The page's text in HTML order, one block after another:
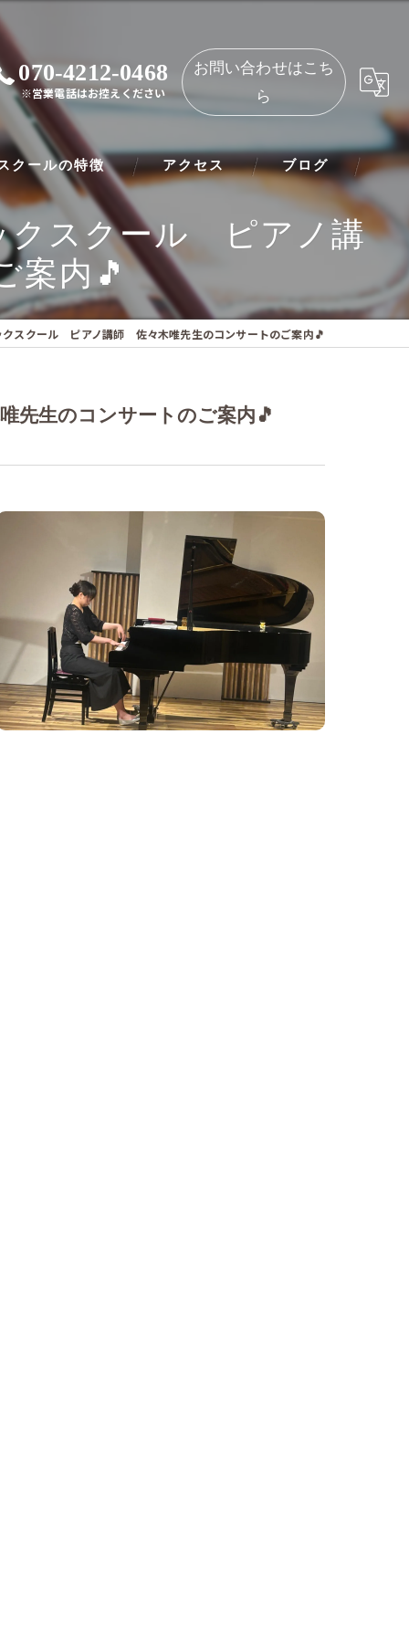
070-4212-0468
※営業電話はお控えください
お問い合わせはこち
ら
クールの特徴
ト
ネット
アクセス
NAOMIミュージックスクール 都島教室
NAOMIミュージックスクール 守口教室
ブログ
クスクール ピアノ講
案内🎵
スクール ピアノ講師 佐々木唯先生のコンサートのご案内🎵
生のコンサートのご案内🎵